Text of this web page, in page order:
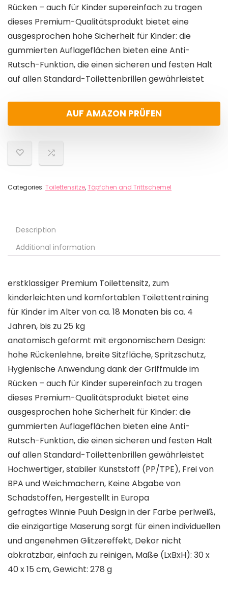
Rücken – auch für Kinder supereinfach zu tragen
dieses Premium-Qualitätsprodukt bietet eine
ausgesprochen hohe Sicherheit für Kinder: die
gummierten Auflageflächen bieten eine Anti-
Rutsch-Funktion, die einen sicheren und festen Halt
auf allen Standard-Toilettenbrillen gewährleistet
AUF AMAZON PRÜFEN
Categories: Toilettensitze,Töpfchen and Trittschemel
Description
Additional information
erstklassiger Premium Toilettensitz, zum
kinderleichten und komfortablen Toilettentraining
für Kinder im Alter von ca. 18 Monaten bis ca. 4
Jahren, bis zu 25 kg
anatomisch geformt mit ergonomischem Design:
hohe Rückenlehne, breite Sitzfläche, Spritzschutz,
Hygienische Anwendung dank der Griffmulde im
Rücken – auch für Kinder supereinfach zu tragen
dieses Premium-Qualitätsprodukt bietet eine
ausgesprochen hohe Sicherheit für Kinder: die
gummierten Auflageflächen bieten eine Anti-
Rutsch-Funktion, die einen sicheren und festen Halt
auf allen Standard-Toilettenbrillen gewährleistet
Hochwertiger, stabiler Kunststoff (PP/TPE), Frei von
BPA und Weichmachern, Keine Abgabe von
Schadstoffen, Hergestellt in Europa
gefragtes Winnie Puuh Design in der Farbe perlweiß,
die einzigartige Maserung sorgt für einen individuellen
und angenehmen Glitzereffekt, Dekor nicht
abkratzbar, einfach zu reinigen, Maße (LxBxH): 30 x
40 x 15 cm, Gewicht: 278 g